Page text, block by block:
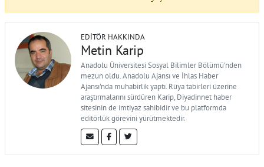
EDITÖR HAKKINDA
Metin Karip
Anadolu Üniversitesi Sosyal Bilimler Bölümü'nden
mezun oldu. Anadolu Ajansı ve İhlas Haber
Ajansı'nda muhabirlik yaptı. Rüya tabirleri üzerine
araştırmalarını sürdüren Karip, Diyadinnet haber
sitesinin de imtiyaz sahibidir ve bu platformda
editörlük görevini yürütmektedir.